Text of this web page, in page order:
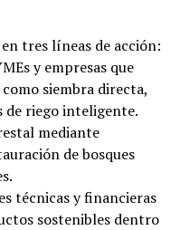
tres líneas de acción:
y empresas que
siembra directa,
de riego inteligente.
mediante
de bosques
técnicas y financieras
sostenibles dentro